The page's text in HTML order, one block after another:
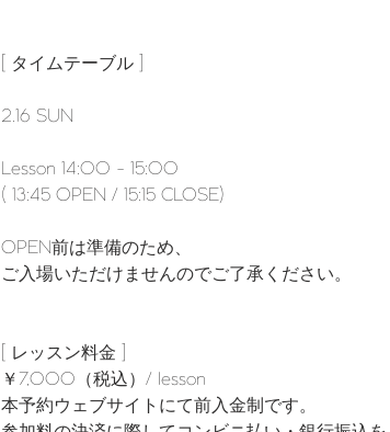
[ タイムテーブル ]
2.16 SUN
Lesson 14:00 - 15:00
( 13:45 OPEN / 15:15 CLOSE)
OPEN前は準備のため、
ご入場いただけませんのでご了承ください。
[ レッスン料金 ]
￥7,000（税込）/ lesson
本予約ウェブサイトにて前入金制です。